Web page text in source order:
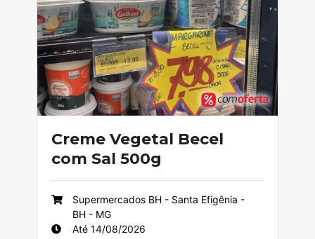
Creme Vegetal Becel
com Sal 500g
Supermercados BH - Santa Efigênia -
BH - MG
Até 14/08/2026